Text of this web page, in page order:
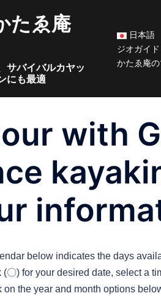
たゑ庵
サバイバルカヤッ
にも最適
日本語
ジオガイ
かたゑ庵
with
below indicates the days
〇) for your desired date, select a
the year and month options